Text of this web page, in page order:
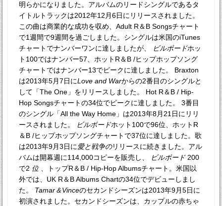
明らかになりました。アルバムのリードシングルであるタ
イトルトラックは2012年12月6日にリリースされました。
この曲は商業的な成功を収め、Adult R＆B Songsチャート
で1週間で9週間を過ごしました。シングルは米国のiTunes
チャートでナンバーワンに達しましたが、
ビルボードホッ
ト100ではナンバー57、ホットR＆B /ヒップホップソング
チャートではナンバー13でピークに達しました。 Braxton
は2013年5月7日にLove and Warからの2番目のシングルと
して「The One」をリリースしました。 Hot R＆B / Hip-
Hop Songsチャートの34位でピークに達しました。 3番目
のシングル「All the Way Home」は2013年8月21日にリリ
ースされました。
ビルボードホット100で96位、ホットR
＆B /ヒップホップソングチャートで37位に達しました。歌
は2013年9月3日に愛と戦争のリリースに続きました。アル
バムは開幕週に114,000コピーを販売し、
ビルボード200
で2 位、トップR＆B / Hip-Hop Albumsチャート。米国以
外では、UK R＆B Albums Chartの34位でデビューしまし
た。 Tamar＆Vinceのセカンドシーズンは2013年9月5日に
初演されました。セカンドシーズンは、カップルの赤ちゃ